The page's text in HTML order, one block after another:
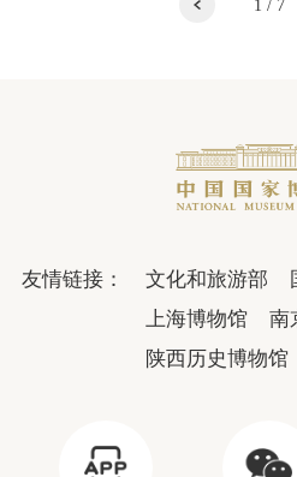
1 / 7
友情链接： 文化和旅游部
上海博物馆
南
陕西历史博物馆